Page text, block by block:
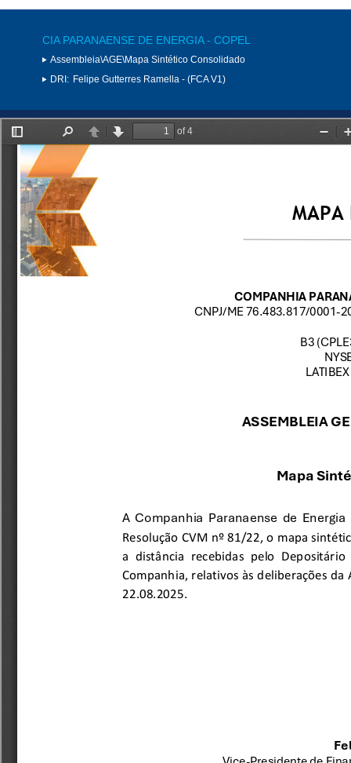
CIA PARANAENSE DE ENERGIA - COPEL
Assembleia\AGE\Mapa Sintético Consolidado
DRI: Felipe Gutterres Ramella - (FCA V1)